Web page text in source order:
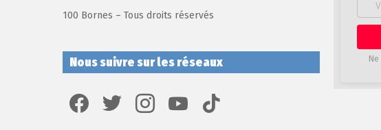
100 Bornes – Tous droits réservés
Nous suivre sur les réseaux